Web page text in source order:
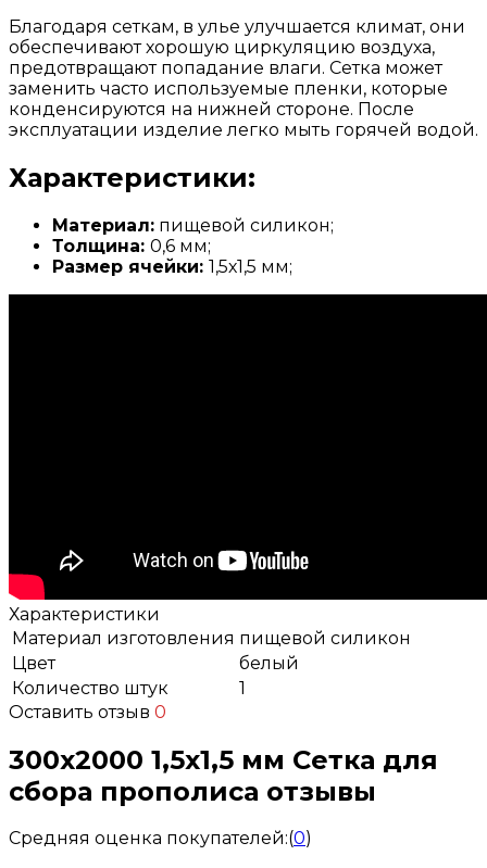
Благодаря сеткам, в улье улучшается климат, они
обеспечивают хорошую циркуляцию воздуха,
предотвращают попадание влаги. Сетка может
заменить часто используемые пленки, которые
конденсируются на нижней стороне. После
эксплуатации изделие легко мыть горячей водой.
Характеристики:
Материал: пищевой силикон;
Толщина: 0,6 мм;
Размер ячейки: 1,5х1,5 мм;
Характеристики
Материал изготовления пищевой силикон
Цвет
белый
Количество штук
1
Оставить отзыв 0
300x2000 1,5х1,5 мм Сетка для
сбора прополиса отзывы
Средняя оценка покупателей:(0)